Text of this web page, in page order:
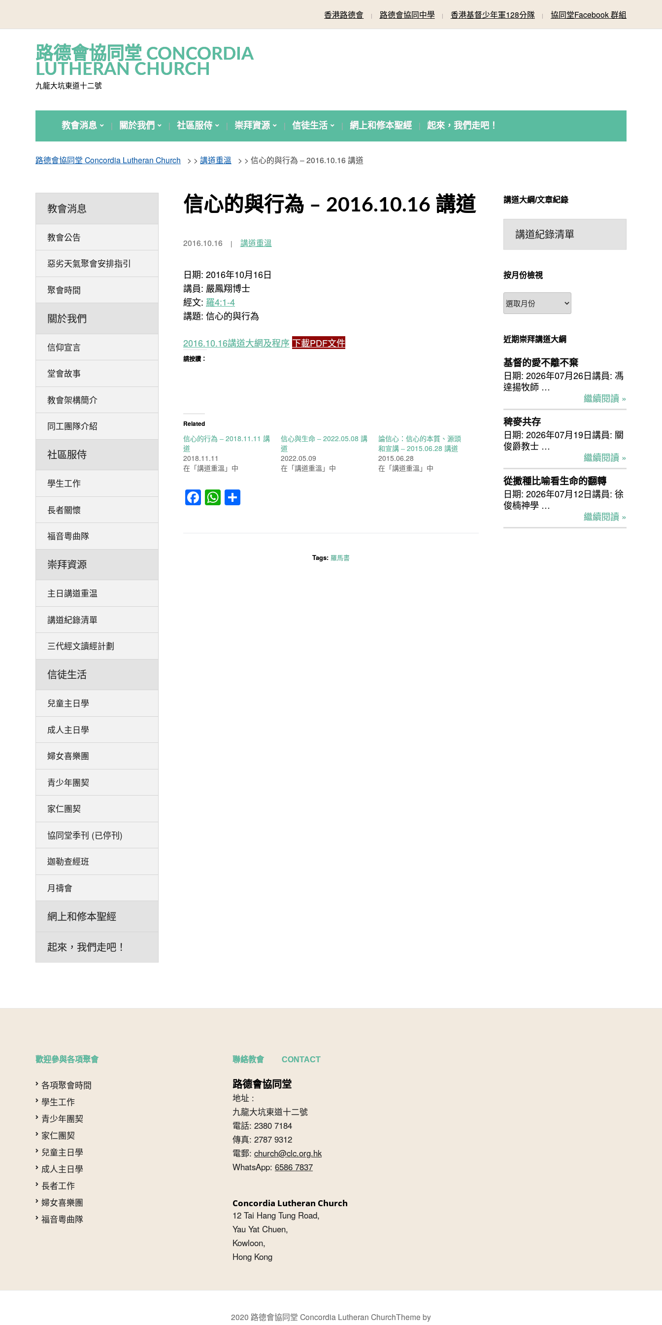
香港路德會 路德會協同中學 香港基督少年軍128分隊 協同堂Facebook 群組
路德會協同堂 CONCORDIA
LUTHERAN CHURCH
九龍大坑東道十二號
教會消息 關於我們 社區服侍 崇拜資源 信徒生活 網上和修本聖經 起來，我們走吧！
路德會協同堂 Concordia Lutheran Church > > 講道重溫 > > 信心的與行為 – 2016.10.16 講道
教會消息
教會公告
惡劣天氣聚會安排指引
聚會時間
關於我們
信仰宣言
堂會故事
教會架構簡介
同工團隊介紹
社區服侍
學生工作
長者關懷
福音粵曲隊
崇拜資源
主日講道重温
講道紀錄清單
三代經文讀經計劃
信徒生活
兒童主日學
成人主日學
婦女喜樂團
青少年團契
家仁團契
協同堂季刊 (已停刊)
迦勒查經班
月禱會
網上和修本聖經
起來，我們走吧！
信心的與行為 – 2016.10.16 講道
2016.10.16 講道重溫
日期: 2016年10月16日
講員: 嚴鳳翔博士
經文: 羅4:1-4
講題: 信心的與行為
2016.10.16講道大網及程序 下載PDF文件
請按讚：
Related
信心的行為 – 2018.11.11 講
道
2018.11.11
在「講道重溫」中
信心與生命 – 2022.05.08 講
道
2022.05.09
在「講道重溫」中
論信心：信心的本質、源頭
和宣講 – 2015.06.28 講道
2015.06.28
在「講道重溫」中
Facebook
WhatsApp
Tags: 羅馬書
講道大綱/文章紀錄
講道紀錄清單
按月份檢視
按
月
視
近期崇拜講道大綱
基督的愛不離不棄
日期: 2026年07月26日講員: 馮
達揚牧師 …
繼續閱讀 »
稗麥共存
日期: 2026年07月19日講員: 關
俊爵教士 …
繼續閱讀 »
從撒種比喻看生命的翻轉
日期: 2026年07月12日講員: 徐
俊楠神學 …
繼續閱讀 »
歡迎參與各項聚會
各項聚會時間
學生工作
青少年團契
家仁團契
兒童主日學
成人主日學
長者工作
婦女喜樂團
福音粵曲隊
聯絡教會 CONTACT
路德會協同堂
地址 :
九龍大坑東道十二號
電話: 2380 7184
傳真: 2787 9312
電郵: church@clc.org.hk
WhatsApp: 6586 7837
Concordia Lutheran Church
12 Tai Hang Tung Road,
Yau Yat Chuen,
Kowloon,
Hong Kong
2020 路德會協同堂 Concordia Lutheran ChurchTheme by